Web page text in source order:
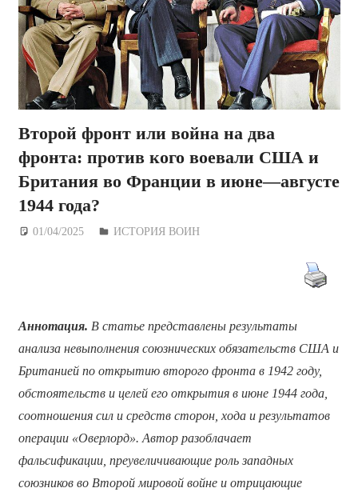
Второй фронт или война на два
фронта: против кого воевали США и
Британия во Франции в июне—августе
1944 года?
01/04/2025 Дежурный по Редакции
ИСТОРИЯ ВОИН
Аннотация. В статье представлены результаты
анализа невыполнения союзнических обязательств США и
Британией по открытию второго фронта в 1942 году,
обстоятельств и целей его открытия в июне 1944 года,
соотношения сил и средств сторон, хода и результатов
операции «Оверлорд». Автор разоблачает
фальсификации, преувеличивающие роль западных
союзников во Второй мировой войне и отрицающие